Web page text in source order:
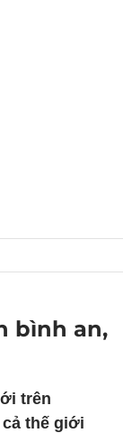
bình an,
trên
thế giới